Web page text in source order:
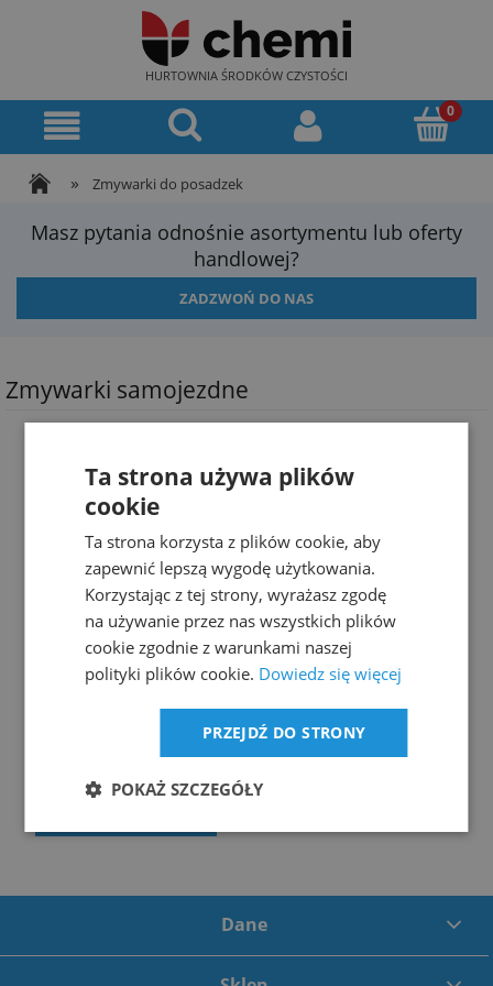
HURTOWNIA ŚRODKÓW CZYSTOŚCI
» Zmywarki do posadzek
Masz pytania odnośnie asortymentu lub oferty
handlowej?
ZADZWOŃ DO NAS
Zmywarki samojezdne
Zmywarka do posadzek
bateryjna Jade 66
39 583,92 zł
netto:32 182,05 zł
Dane
Ta strona używa plików
cookie
Ta strona korzysta z plików cookie, aby
zapewnić lepszą wygodę użytkowania.
Korzystając z tej strony, wyrażasz zgodę
na używanie przez nas wszystkich plików
cookie zgodnie z warunkami naszej
polityki plików cookie. Dowiedz się więcej
PRZEJDŹ DO STRONY
POKAŻ SZCZEGÓŁY